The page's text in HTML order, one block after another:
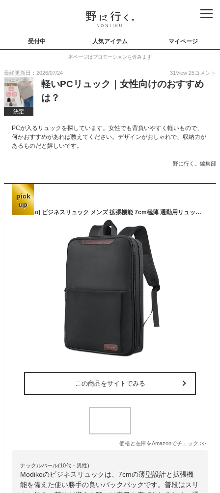
受付中 人気アイテム マイページ
本ページはプロモーションを含みます
最終更新日：2026/07/24 31View 25コメント
決定
軽いPCリュック｜女性向けのおすすめ
は？
PCが入るリュックを探しています。女性でも背負いやすく軽いもので、
何かおすすめがあれば教えてください。デザインがおしゃれで、収納力が
あるものだと嬉しいです。
野に行く。編集部
pick
up
[Modiko] ビジネスリュック メンズ 拡張機能 7cm極薄 通勤用リュックサック 防水 15.6インチ PCリュック 軽量 通気性 20L 機内持ち込み バックパック A4収納可 通学 就活 出張 (ダークブラック)
この商品をサイトでみる
価格と在庫をAmazonでチェック >>
ナックルバール(10代・男性)
Modikoのビジネスリュックは、7cmの薄型設計と拡張機
能を備えた使い勝手の良いバックパックです。普段はスリ